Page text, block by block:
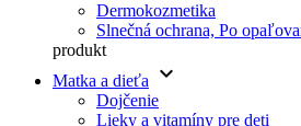
Dermokozmetika
Slnečná ochrana, Po
produkt
Matka a dieťa
keyboard_arrow_down
Dojčenie
Lieky a vitamíny pre deti